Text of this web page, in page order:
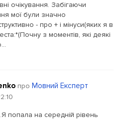
очікування. Забігаючи
мої були значно
- про + і мінуси(яких я в
з моментів, які деякі
про Мовний Експерт
попала на середній рівень